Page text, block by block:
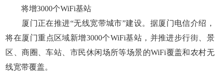
将增3000个WiFi基站
厦门正在推进“无线宽带城市”建设。据厦门电信介绍，
将在厦门重点区域新增3000个WiFi基站，并推进步行街、景
区、商圈、车站、市民休闲场所等场景的WiFi覆盖和农村无
线宽带覆盖。